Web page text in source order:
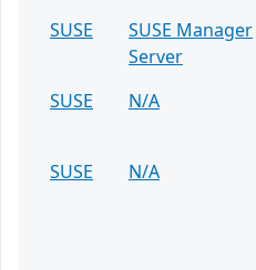
SUSE
SUSE Manager
Server
SUSE
N/A
SUSE
N/A